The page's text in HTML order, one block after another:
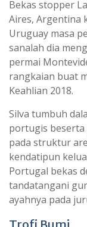
Bekas stopper
Aires, Argentina
Uruguay masa
sanalah dia
permai
rangkaian buat
Keahlian 2018.
Silva tumbuh
portugis beserta
pada struktur
kendatipun
Portugal bekas
tandatangani
ayahnya pada